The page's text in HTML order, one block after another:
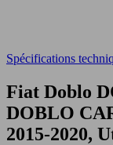
Spécifications
Fiat Doblo
DOBLO
2015-2020,